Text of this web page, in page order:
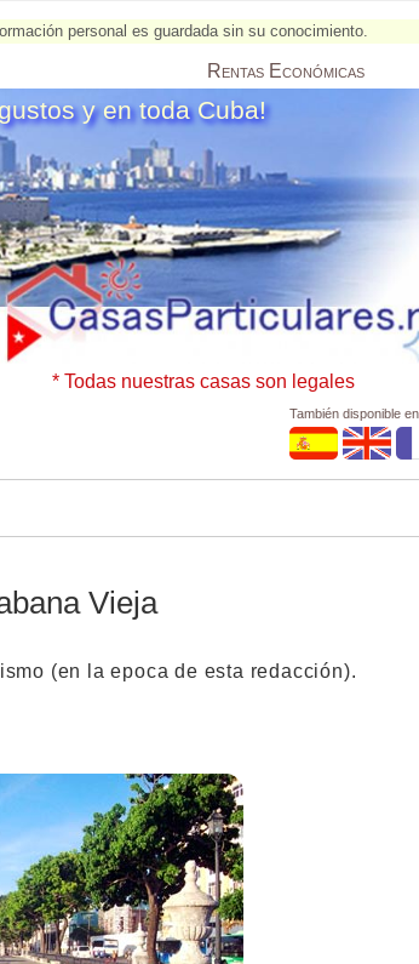
personal es guardada sin su conocimiento.
Rentas Económicas
* Todas nuestras casas son legales
y en toda Cuba!
También disponible en
Vieja
(en la epoca de esta redacción).